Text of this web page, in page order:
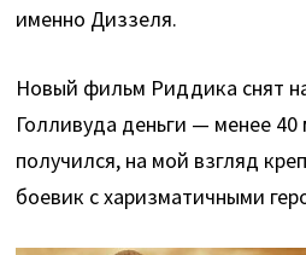
именно Диззеля.
Новый фильм Риддика снят
Голливуда деньги — менее
получился, на мой взгляд
боевик с харизматичными